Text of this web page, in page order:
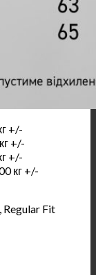
+/-
+/-
+/-
кг +/-
Regular Fit